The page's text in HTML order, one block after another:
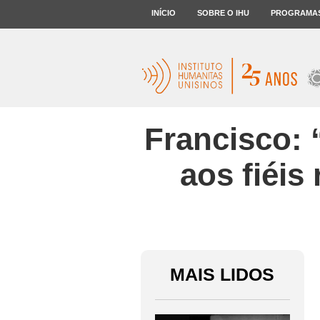
INÍCIO SOBRE O IHU
Francisco:
aos fiéis
MAIS LIDOS